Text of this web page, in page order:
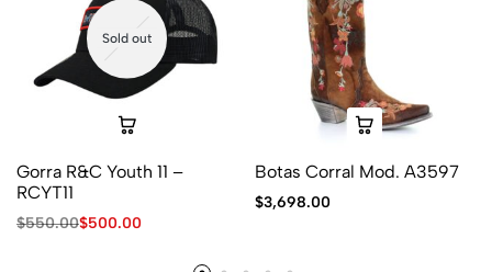
Sold out
Gorra R&C Youth 11 –
RCYT11
$550.00$500.00
Botas Corral Mod. A3597
$3,698.00